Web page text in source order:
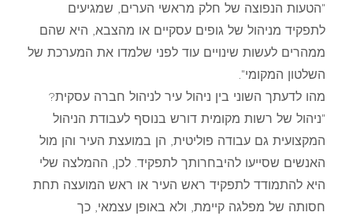
"הטעות הנפוצה של חלק מראשי הערים, שמגיעים
לתפקיד מניהול של גופים עסקיים או מהצבא, היא שהם
ממהרים לעשות שינויים עוד לפני שלמדו את המערכת של
השלטון המקומי".
מהו לדעתך השוני בין ניהול עיר לניהול חברה עסקית?
"ניהול של רשות מקומית דורש בנוסף לעבודת הניהול
המקצועית גם עבודה פוליטית, הן במועצת העיר והן מול
האנשים שסייעו להיבחרותך לתפקיד. לכן, ההמלצה שלי
היא להתמודד לתפקיד ראש העיר או ראש המועצה תחת
חסותה של מפלגה קיימת, ולא באופן עצמאי, כך